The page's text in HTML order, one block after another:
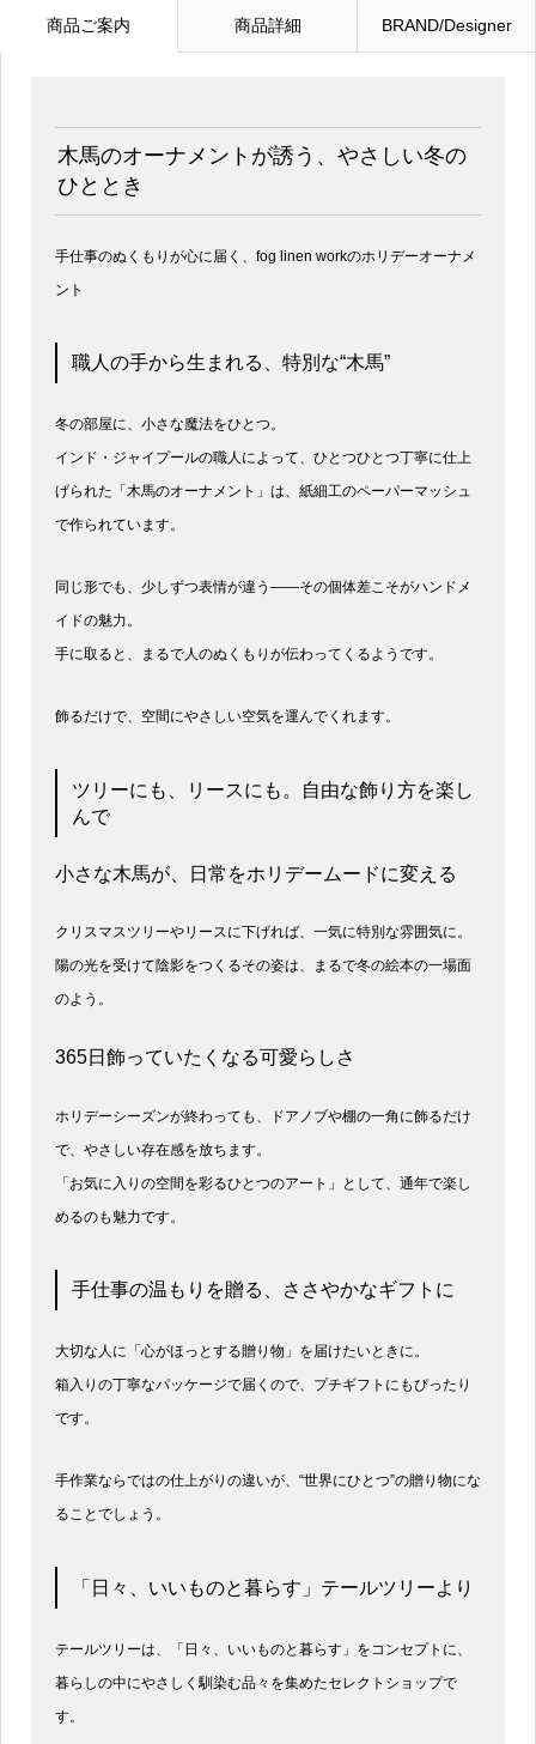
商品ご案内 商品詳細 BRAND/Designer
木馬のオーナメントが誘う、やさしい冬の
ひととき
手仕事のぬくもりが心に届く、fog linen workのホリデーオーナメ
ント
職人の手から生まれる、特別な“木馬”
冬の部屋に、小さな魔法をひとつ。
インド・ジャイプールの職人によって、ひとつひとつ丁寧に仕上
げられた「木馬のオーナメント」は、紙細工のペーパーマッシュ
で作られています。
同じ形でも、少しずつ表情が違う——その個体差こそがハンドメ
イドの魅力。
手に取ると、まるで人のぬくもりが伝わってくるようです。
飾るだけで、空間にやさしい空気を運んでくれます。
ツリーにも、リースにも。自由な飾り方を楽し
んで
小さな木馬が、日常をホリデームードに変える
クリスマスツリーやリースに下げれば、一気に特別な雰囲気に。
陽の光を受けて陰影をつくるその姿は、まるで冬の絵本の一場面
のよう。
365日飾っていたくなる可愛らしさ
ホリデーシーズンが終わっても、ドアノブや棚の一角に飾るだけ
で、やさしい存在感を放ちます。
「お気に入りの空間を彩るひとつのアート」として、通年で楽し
めるのも魅力です。
手仕事の温もりを贈る、ささやかなギフトに
大切な人に「心がほっとする贈り物」を届けたいときに。
箱入りの丁寧なパッケージで届くので、プチギフトにもぴったり
です。
手作業ならではの仕上がりの違いが、“世界にひとつ”の贈り物にな
ることでしょう。
「日々、いいものと暮らす」テールツリーより
テールツリーは、「日々、いいものと暮らす」をコンセプトに、
暮らしの中にやさしく馴染む品々を集めたセレクトショップで
す。